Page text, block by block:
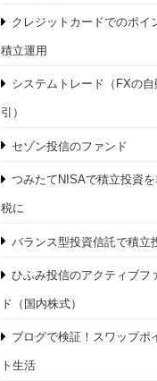
クレジットカードでのポイ
積立運用
システムトレード（FXの自
引）
セゾン投信のファンド
つみたてNISAで積立投資
税に
バランス型投資信託で積立
ひふみ投信のアクティブフ
ド（国内株式）
ブログで検証！スワップポ
ト生活